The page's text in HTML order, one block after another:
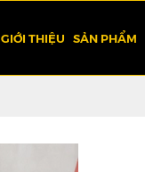
GIỚI THIỆU SẢN PHẨM